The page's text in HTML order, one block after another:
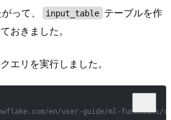
って、 input_table テーブルを作
おきました。
エリを実行しました。
en/user-guide/ml-functions/